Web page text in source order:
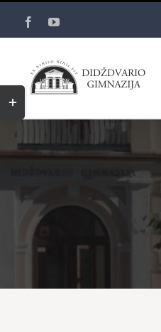
FacebookYouTube
Toggle
Sliding